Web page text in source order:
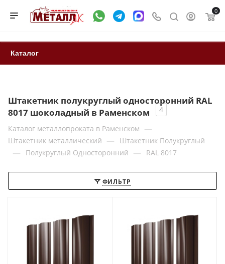
0
Каталог
Штакетник полукруглый односторонний RAL
8017 шоколадный в Раменском
4
Каталог металлопроката в Раменском —
Штакетник металлический — Штакетник Полукруглый
— Полукруглый Односторонний — RAL 8017
ФИЛЬТР